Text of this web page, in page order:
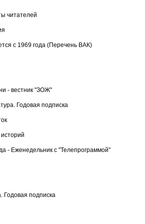
читателей
с 1969 года (Перечень ВАК)
- вестник "ЗОЖ"
Годовая подписка
- Еженедельник с "Телепрограммой"
Годовая подписка